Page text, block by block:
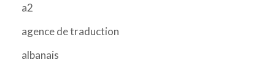
a2
agence de traduction
albanais